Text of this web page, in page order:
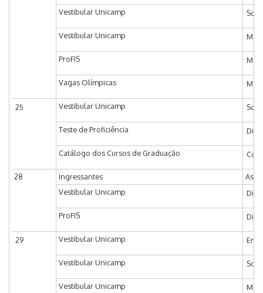
Vestibular Unicamp
Vestibular Unicamp
ProFIS
Vagas Olímpicas
25 Vestibular Unicamp
Teste de Proficiência
Catálogo dos Cursos de Graduação
28 Ingressantes
Vestibular Unicamp
ProFIS
29 Vestibular Unicamp
Vestibular Unicamp
Vestibular Unicamp